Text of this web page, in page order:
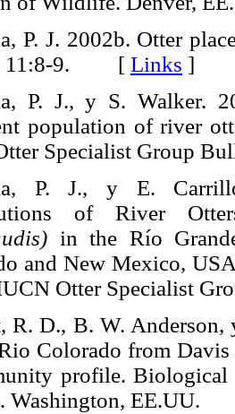
P. J. 2002b. Otter
11:8-9. [ Links ]
P. J., y S. Walker.
population of river
Specialist
P. J., y E.
of River
in the Río
and New Mexico,
IUCN Otter Specialist
R. D., B. W.
Colorado from
profile.
Washington,